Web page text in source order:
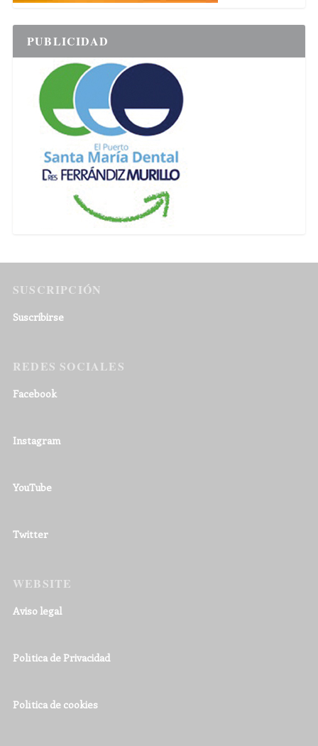
PUBLICIDAD
SUSCRIPCIÓN
Suscribirse
REDES SOCIALES
Facebook
Instagram
YouTube
Twitter
WEBSITE
Aviso legal
Política de Privacidad
Política de cookies